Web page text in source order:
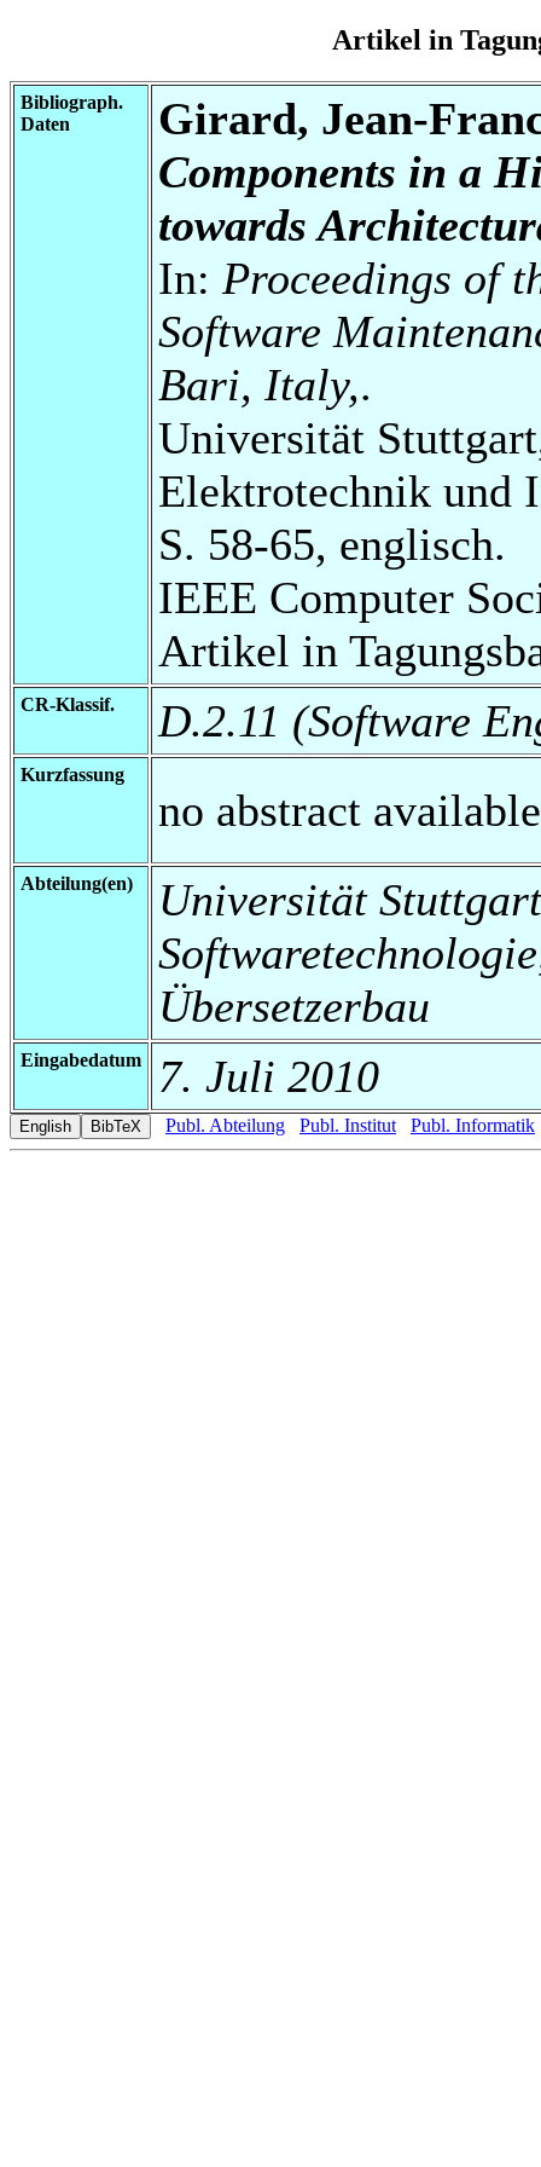
Artikel in
Bibliograph.
Daten
Girard, Jean-
Components in a
towards
In: Proceedings of
Software
Bari, Italy,.
Universität
Elektrotechnik und
S. 58-65, englisch.
IEEE Computer
Artikel in
CR-Klassif. D.2.11 (Software
Kurzfassung
no abstract available
Abteilung(en)
Universität
Übersetzerbau
Eingabedatum 7. Juli 2010
Publ. Abteilung Publ. Institut Publ. Informatik